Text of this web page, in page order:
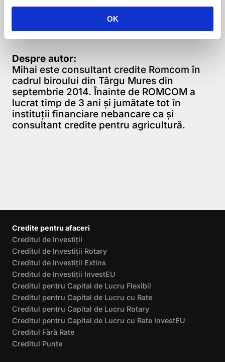
OK
Despre autor:
Mihai este consultant credite Romcom în
cadrul biroului din Târgu Mures din
septembrie 2014. Înainte de ROMCOM a
lucrat timp de 3 ani și jumătate tot în
instituții financiare nebancare ca și
consultant credite pentru agricultură.
Credite pentru afaceri
Creditul de Investiții
Creditul de Investiții Rotary
Creditul de Investiții Extins
Creditul de Investiții InvestEU
Creditul pentru Capital de Lucru Flexibil
Creditul pentru Capital de Lucru cu Rate
Creditul pentru Capital de Lucru Rotary
Creditul pentru Capital de Lucru cu Rate InvestEU
Creditul Fără Rate
Creditul Punte